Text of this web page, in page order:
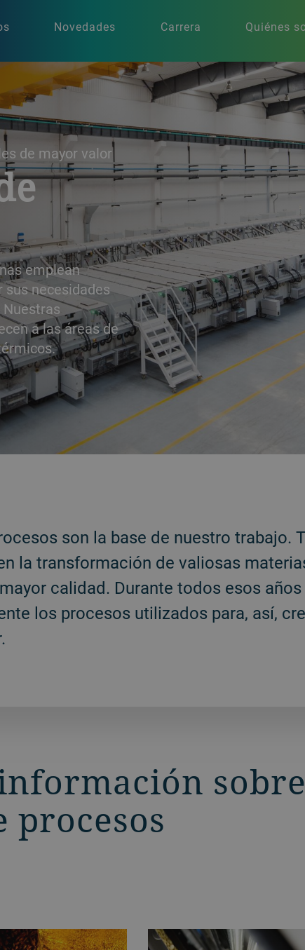
Novedades Carrera Quiénes
de mayor valor
emplean
necesidades
a las áreas de
son la base de nuestro trabajo.
la transformación de valiosas
calidad. Durante todos esos
los procesos utilizados para, así,
procesos